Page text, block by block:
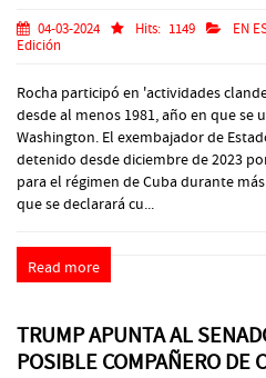
04-03-2024 Hits: 1149 EN
Edición
Rocha participó en 'actividades
desde al menos 1981, año en que se
Washington. El exembajador de
detenido desde diciembre de 2023
para el régimen de Cuba durante
que se declarará cu...
Read more
TRUMP APUNTA AL
POSIBLE COMPAÑERO DE